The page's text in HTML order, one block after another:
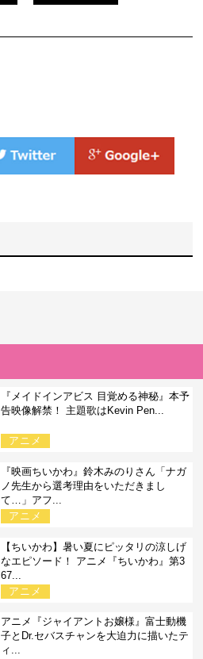
『メイドインアビス 目覚める神秘』本予
告映像解禁！ 主題歌はKevin Pen...
アニメ
『映画ちいかわ』鈴木みのりさん「ナガ
ノ先生から選考理由をいただきまし
て…」アフ...
アニメ
【ちいかわ】暑い夏にピッタリの涼しげ
なエピソード！ アニメ『ちいかわ』第3
67...
アニメ
アニメ『ジャイアントお嬢様』富士動機
子とDr.セバスチャンを大迫力に描いたテ
ィ...